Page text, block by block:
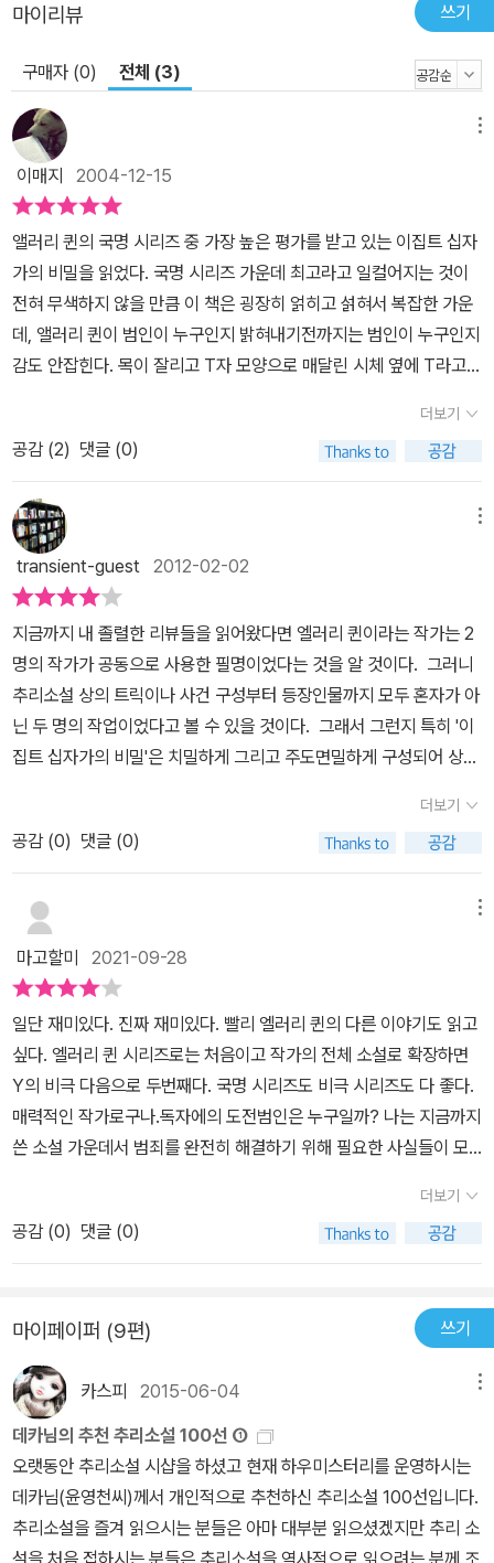
마이리뷰 쓰기
구매자 (0) 전체 (3)
이매지 2004-12-15
앨러리 퀸의 국명 시리즈 중 가장 높은 평가를 받고 있는 이집트 십자
가의 비밀을 읽었다. 국명 시리즈 가운데 최고라고 일컬어지는 것이
전혀 무색하지 않을 만큼 이 책은 굉장히 얽히고 섥혀서 복잡한 가운
데, 앨러리 퀸이 범인이 누구인지 밝혀내기전까지는 범인이 누구인지
감도 안잡힌다. 목이 잘리고 T자 모양으로 매달린 시체 옆에 T라고
을 토대로 추적을 해나간다. 하지만 앨러리의 추리는 틀린 것임에 들
어나고.. 범인을 추적해가면서 밝혀지는 범인의 정체. 스케일이 큰 추
리소설이라서 그런지 굉장히 흥미롭게 읽을 수 있었다.
더보기
공감 (2) 댓글 (0)
transient-guest 2012-02-02
지금까지 내 졸렬한 리뷰들을 읽어왔다면 엘러리 퀸이라는 작가는 2
명의 작가가 공동으로 사용한 필명이었다는 것을 알 것이다. 그러니
추리소설 상의 트릭이나 사건 구성부터 등장인물까지 모두 혼자가 아
닌 두 명의 작업이었다고 볼 수 있을 것이다. 그래서 그런지 특히 '이
집트 십자가의 비밀'은 치밀하게 그리고 주도면밀하게 구성되어 상당
보 공개 - 끝까지 진범을 짐작할 수 조차 없었다. 어느 작은 마을에
서 앙크라고도 불리우는 이집트 십자가 형태를 띈 살인 사건이 일어
난다. 그리고 여기서 멀리 떨어진 다른 장원에서도 비슷한 형태의 살
인이 발생한다. 무엇인가 연관이 있는 것 같은데, 수사팀은 감을 잡지
못하고 있다. 여기에 뉴욕 경찰의 저명한 베테랑 엘러리 퀸 경감의 아
들인 주인공 엘러리 퀸 - 특이하게도 작가의 필명 - 이 우연한 기회에
도움을 제공하고자 참여하는데. 종횡으로 얽힌 인물과 사건, 그리고
배경. 게다가 보이는 사건사실이 그대로가 아닌, 그야말로 온갖 변화
와 거짓말, 그리고 트릭이 복잡하게 얽혀있는 이 소설을 읽으면서 사
건을 추리한다면 머리가 살짝 이상해질 수도 있지 않을까? 아무튼
나는 중반 이후부터는 진지한 추리를 포기했으니 하는 말이다. 머리
가 복잡할 때 가라앉히기 위해 읽는 것들 중 하나가 추리소설인데, 이
토록 머리를 많이 쓰게 하다니...역시 대가다운 풍모가 느껴진다.
더보기
공감 (0) 댓글 (0)
마고할미 2021-09-28
일단 재미있다. 진짜 재미있다. 빨리 엘러리 퀸의 다른 이야기도 읽고
싶다. 엘러리 퀸 시리즈로는 처음이고 작가의 전체 소설로 확장하면
Y의 비극 다음으로 두번째다. 국명 시리즈도 비극 시리즈도 다 좋다.
매력적인 작가로구나.독자에의 도전범인은 누구일까? 나는 지금까지
쓴 소설 가운데서 범죄를 완전히 해결하기 위해 필요한 사실들이 모
가의 비밀>>에서도 전례에 따라서 도전하기로 했다. 이 이야기를 여
기까지 읽었다면, 지금까지 나타난 자료를 근거로 하여 엄밀한 논리
를 구사해서 추론하면 여러분은 상상력에 의존하지 않고도 누가 범인
방 알게 되겠지만, '만일……'이라든지 '그렇지만……' 같은 조건을 전혀
붙이지 않고도 정답에 이를 수 있을 것이다. 논리에 행운의 신의 도움
따윈 필요도 없겠지만, 부디 여러분들이 신중히 판단하여 멋지게 맞
출 수 있도록 기도하는 바이다. 엘러리 퀸 자고로 추리소설이란 이런
맛이다. 엘러리 퀸 시리즈는 실제 탐정이 자신이 겪은 일에 대한 회고
록을 들려주며 독자도 같이 이 수수께끼를 풀어보자고 독자의 손을
소설 속으로 잡아끄는 느낌이 든다. 페어플레이를 하자는 것인데 마
치 반다인의 소설이 어디 독자 너 나랑 한번 겨루어 볼래? 어차피 너
더보기
공감 (0) 댓글 (0)
마이페이퍼 (9편) 쓰기
카스피 2015-06-04
데카님의 추천 추리소설 100선 ①
오랫동안 추리소설 시샵을 하셨고 현재 하우미스터리를 운영하시는
데카님(윤영천씨)께서 개인적으로 추천하신 추리소설 100선입니다.
추리소설을 즐겨 읽으시는 분들은 아마 대부분 읽으셨겠지만 추리 소